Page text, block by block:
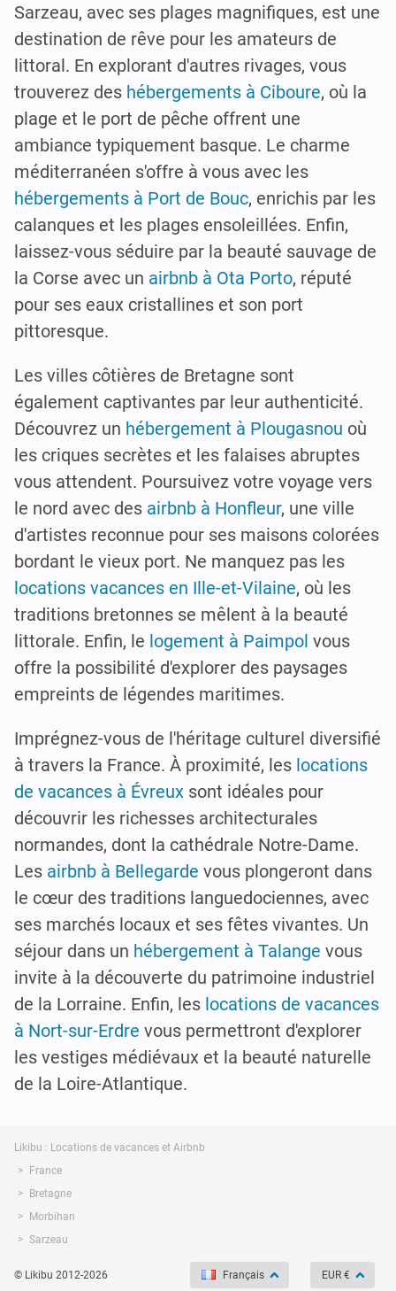
Sarzeau, avec ses plages magnifiques, est une
destination de rêve pour les amateurs de
littoral. En explorant d'autres rivages, vous
trouverez des hébergements à Ciboure, où la
plage et le port de pêche offrent une
ambiance typiquement basque. Le charme
méditerranéen s'offre à vous avec les
hébergements à Port de Bouc, enrichis par les
calanques et les plages ensoleillées. Enfin,
laissez-vous séduire par la beauté sauvage de
la Corse avec un airbnb à Ota Porto, réputé
pour ses eaux cristallines et son port
pittoresque.
Les villes côtières de Bretagne sont
également captivantes par leur authenticité.
Découvrez un hébergement à Plougasnou où
les criques secrètes et les falaises abruptes
vous attendent. Poursuivez votre voyage vers
le nord avec des airbnb à Honfleur, une ville
d'artistes reconnue pour ses maisons colorées
bordant le vieux port. Ne manquez pas les
locations vacances en Ille-et-Vilaine, où les
traditions bretonnes se mêlent à la beauté
littorale. Enfin, le logement à Paimpol vous
offre la possibilité d'explorer des paysages
empreints de légendes maritimes.
Imprégnez-vous de l'héritage culturel diversifié
à travers la France. À proximité, les locations
de vacances à Évreux sont idéales pour
découvrir les richesses architecturales
normandes, dont la cathédrale Notre-Dame.
Les airbnb à Bellegarde vous plongeront dans
le cœur des traditions languedociennes, avec
ses marchés locaux et ses fêtes vivantes. Un
séjour dans un hébergement à Talange vous
invite à la découverte du patrimoine industriel
de la Lorraine. Enfin, les locations de vacances
à Nort-sur-Erdre vous permettront d'explorer
les vestiges médiévaux et la beauté naturelle
de la Loire-Atlantique.
Likibu : Locations de vacances et Airbnb
France
Bretagne
Morbihan
Sarzeau
© Likibu 2012-2026 Français EUR €